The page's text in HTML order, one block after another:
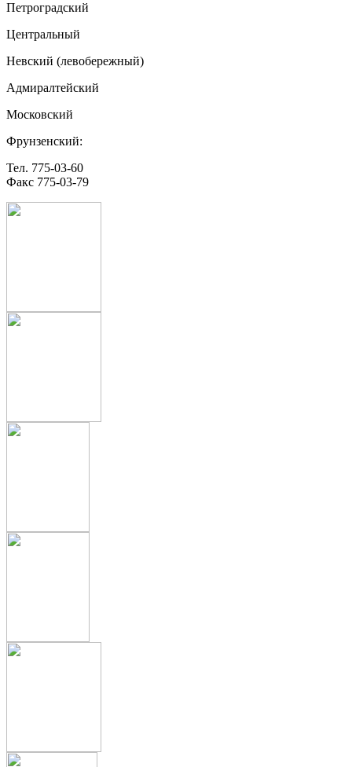
Петроградский
Центральный
Невский (левобережный)
Адмиралтейский
Московский
Фрунзенский:
Тел. 775-03-60
Факс 775-03-79